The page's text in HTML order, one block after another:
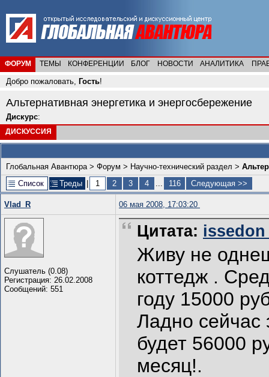
ФОРУМ ТЕМЫ КОНФЕРЕНЦИИ БЛОГ НОВОСТИ АНАЛИТИКА
Добро пожаловать, Гость!
Альтернативная энергетика и энергосбережение
Дискурс:
ДИСКУССИЯ
Глобальная Авантюра> Форум > Научно-технический раздел >
Список
Треды 1 2 3 4 ... 116 Следующая >>
Vlad_R 06 мая 2008, 17:03:20
Слушатель (0.08)
Регистрация: 26.02.2008
Сообщений: 551
Цитата: issedon
Живу не
коттедж .
году 15000
Ладно сейчас
будет 56000
месяц!.